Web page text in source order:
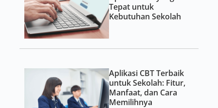
Tepat untuk
Kebutuhan Sekolah
Aplikasi CBT Terbaik
untuk Sekolah: Fitur,
Manfaat, dan Cara
Memilihnya